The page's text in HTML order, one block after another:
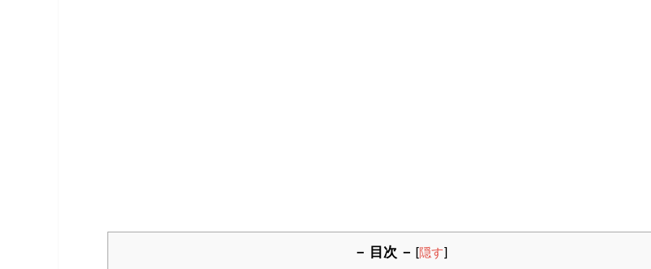
－ 目次 － [隠す]